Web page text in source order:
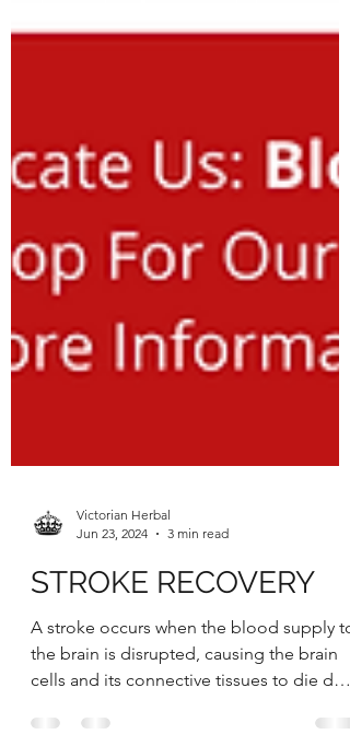
Victorian Herbal
Jun 23, 2024
3 min read
STROKE RECOVERY
A stroke occurs when the blood supply to
cells and its connective tissues to die due